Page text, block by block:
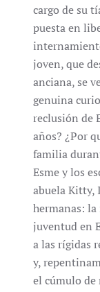
cargo de su
puesta en
joven, que
anciana, se
genuina
reclusión de
años? ¿Por
familia
Esme y los
abuela Kitty,
hermanas:
juventud en
a las rígidas
y,
el cúmulo